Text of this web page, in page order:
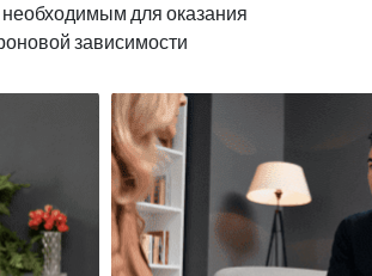
для оказания
зависимости